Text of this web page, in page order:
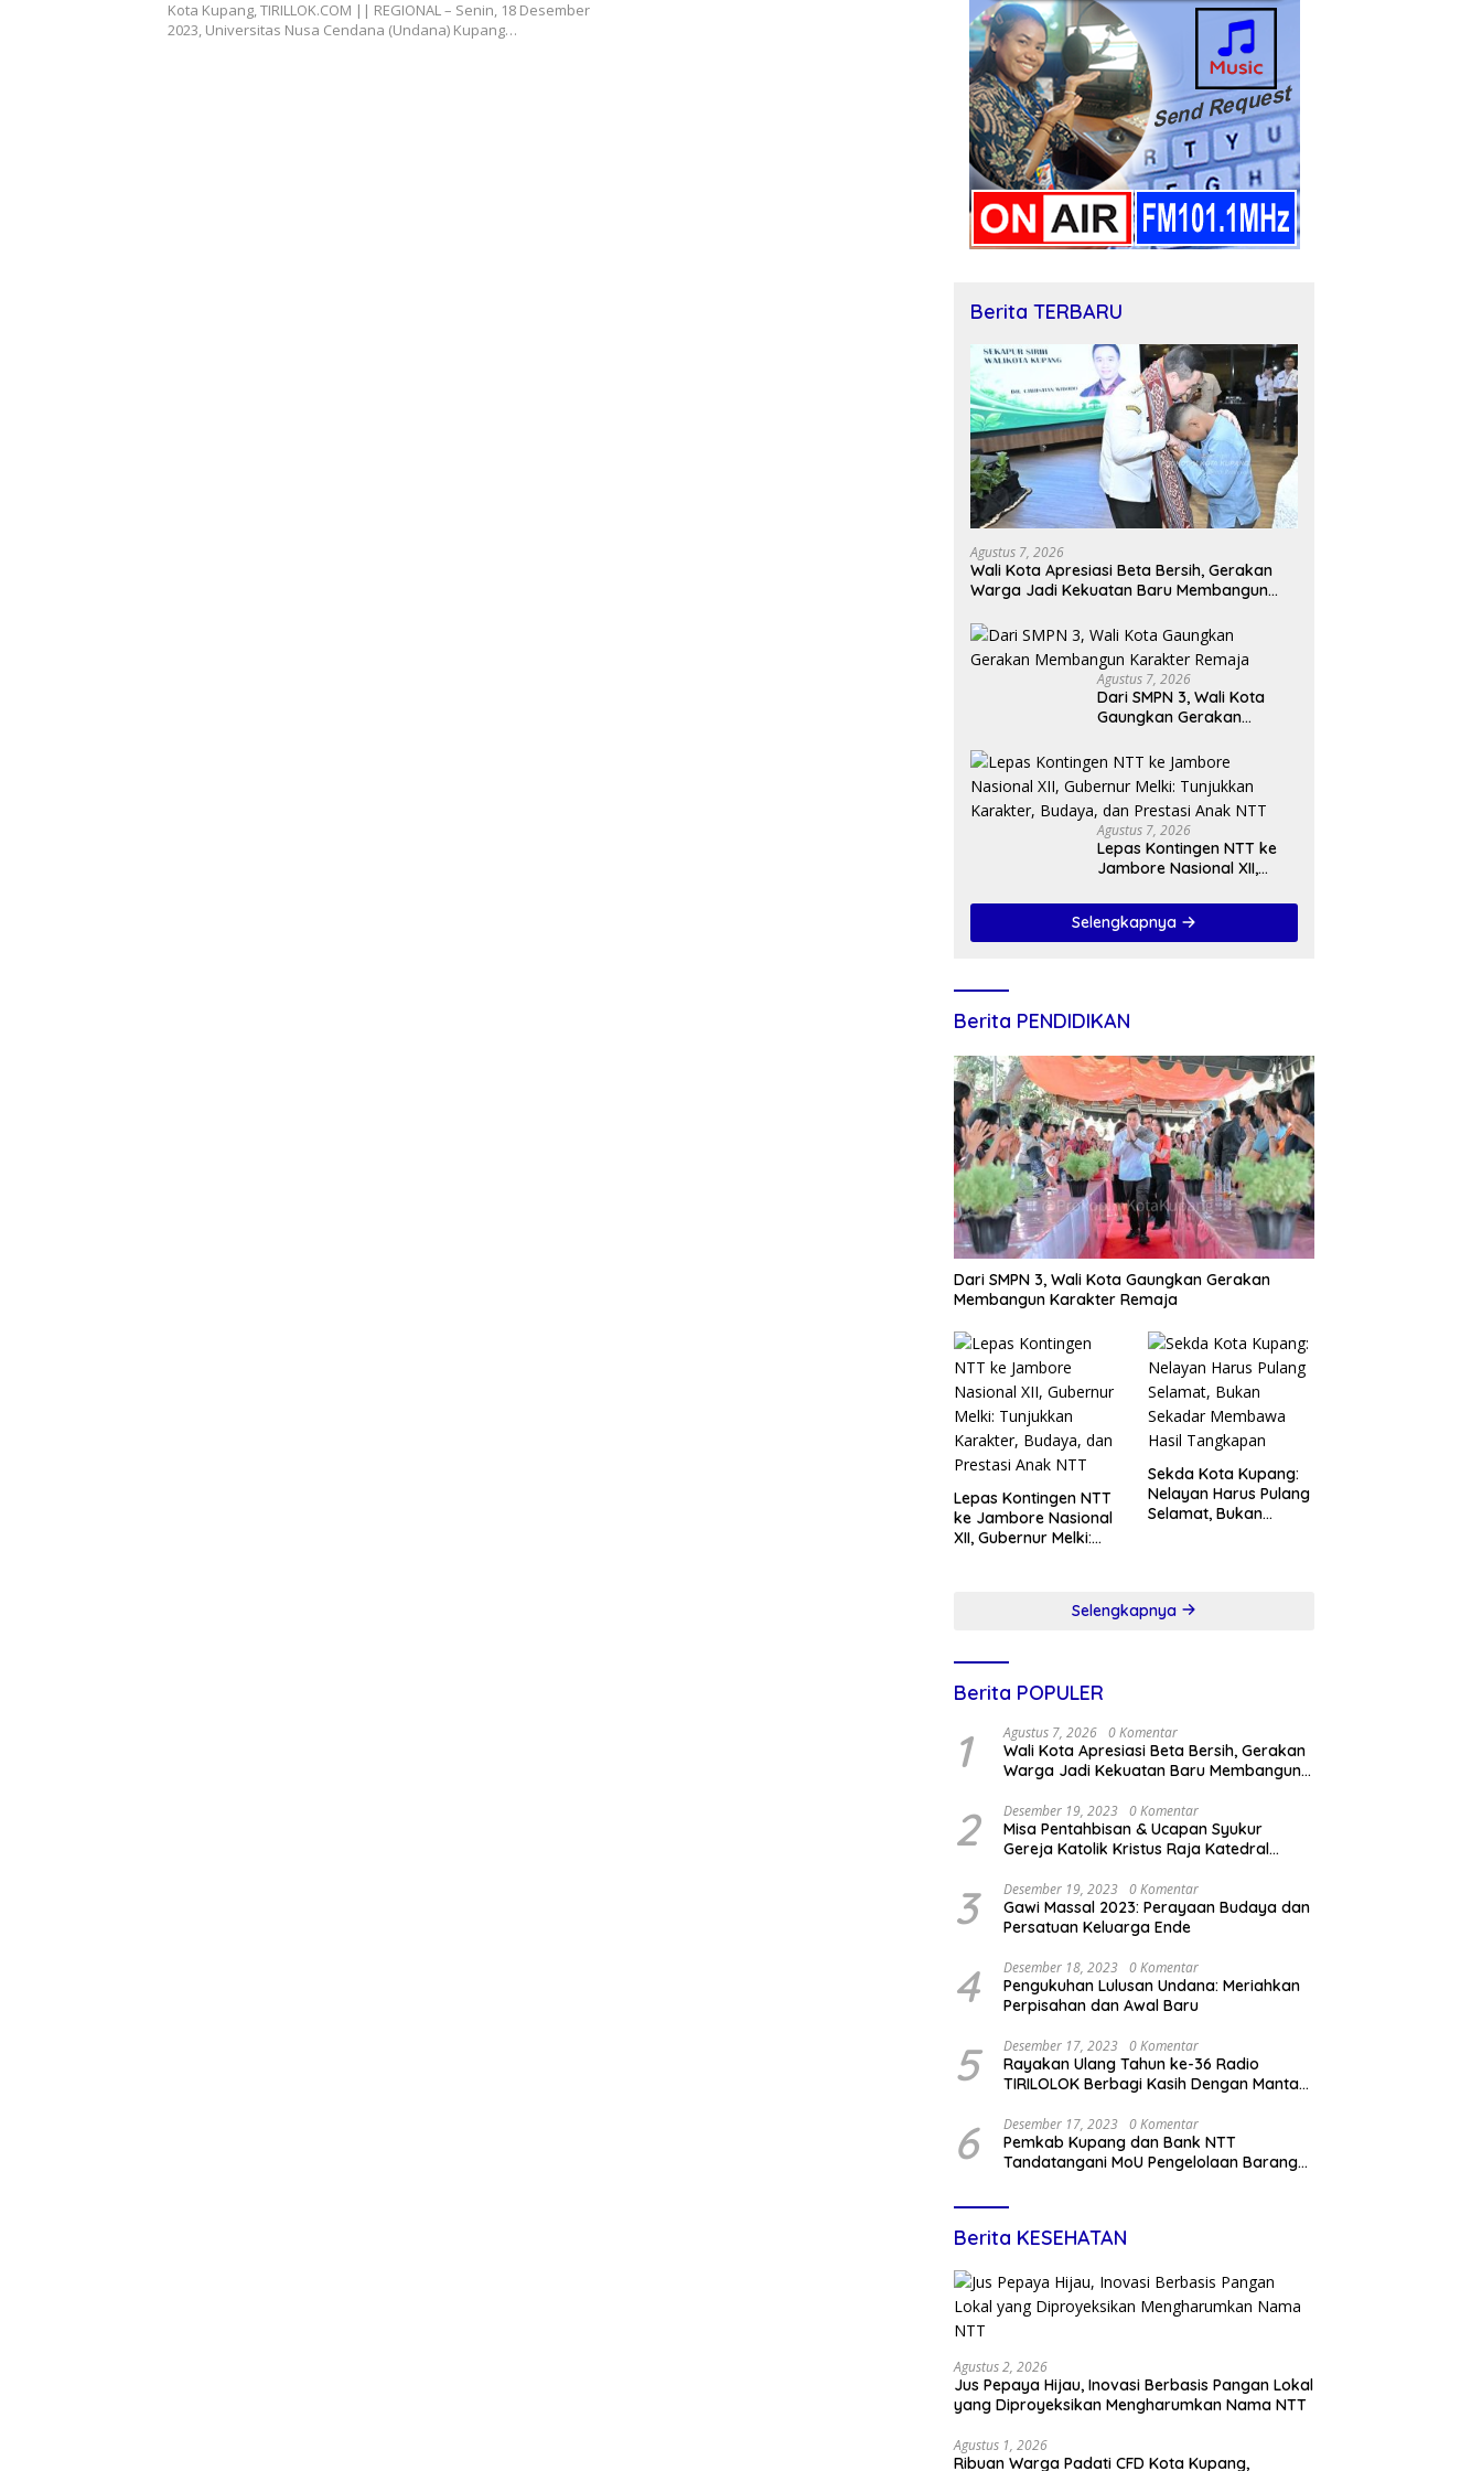
Kota Kupang, TIRILLOK.COM || REGIONAL – Senin, 18 Desember
2023, Universitas Nusa Cendana (Undana) Kupang…
Berita TERBARU
Agustus 7, 2026
Wali Kota Apresiasi Beta Bersih, Gerakan
Warga Jadi Kekuatan Baru Membangun
Agustus 7, 2026
Dari SMPN 3, Wali Kota
Gaungkan Gerakan
Remaja
Agustus 7, 2026
Lepas Kontingen NTT ke
Jambore Nasional XII,
Karakter, Budaya, dan
Prestasi Anak NTT
Selengkapnya
Berita PENDIDIKAN
Dari SMPN 3, Wali Kota Gaungkan Gerakan
Membangun Karakter Remaja
Lepas Kontingen NTT
ke Jambore Nasional
XII, Gubernur Melki:
Sekda Kota Kupang:
Nelayan Harus Pulang
Selamat, Bukan
Selengkapnya
Berita POPULER
1 Agustus 7, 2026 0 Komentar
Wali Kota Apresiasi Beta Bersih, Gerakan
Warga Jadi Kekuatan Baru Membangun
2 Desember 19, 2023 0 Komentar
Misa Pentahbisan & Ucapan Syukur
Gereja Katolik Kristus Raja Katedral
3 Desember 19, 2023 0 Komentar
Gawi Massal 2023: Perayaan Budaya dan
Persatuan Keluarga Ende
4 Desember 18, 2023 0 Komentar
Pengukuhan Lulusan Undana: Meriahkan
Perpisahan dan Awal Baru
5 Desember 17, 2023 0 Komentar
Rayakan Ulang Tahun ke-36 Radio
TIRILOLOK Berbagi Kasih Dengan Mantan
6 Desember 17, 2023 0 Komentar
Pemkab Kupang dan Bank NTT
Tandatangani MoU Pengelolaan Barang
Berita KESEHATAN
Agustus 2, 2026
Jus Pepaya Hijau, Inovasi Berbasis Pangan Lokal
yang Diproyeksikan Mengharumkan Nama NTT
Agustus 1, 2026
Ribuan Warga Padati CFD Kota Kupang,